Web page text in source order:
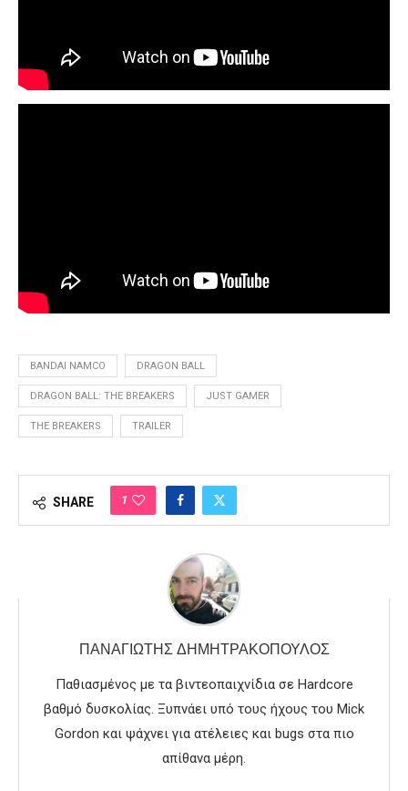
BANDAI NAMCO DRAGON BALL
DRAGON BALL: THE BREAKERS JUST GAMER
THE BREAKERS TRAILER
SHARE 1
ΠΑΝΑΓΙΏΤΗΣ ΔΗΜΗΤΡΑΚΌΠΟΥΛΟΣ
Παθιασμένος με τα βιντεοπαιχνίδια σε Hardcore
βαθμό δυσκολίας. Ξυπνάει υπό τους ήχους του Mick
Gordon και ψάχνει για ατέλειες και bugs στα πιο
απίθανα μέρη.